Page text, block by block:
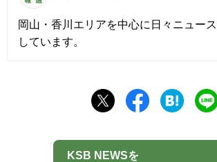
岡山・香川エリアを中心に日々ニュー
しています。
KSB NEWSを